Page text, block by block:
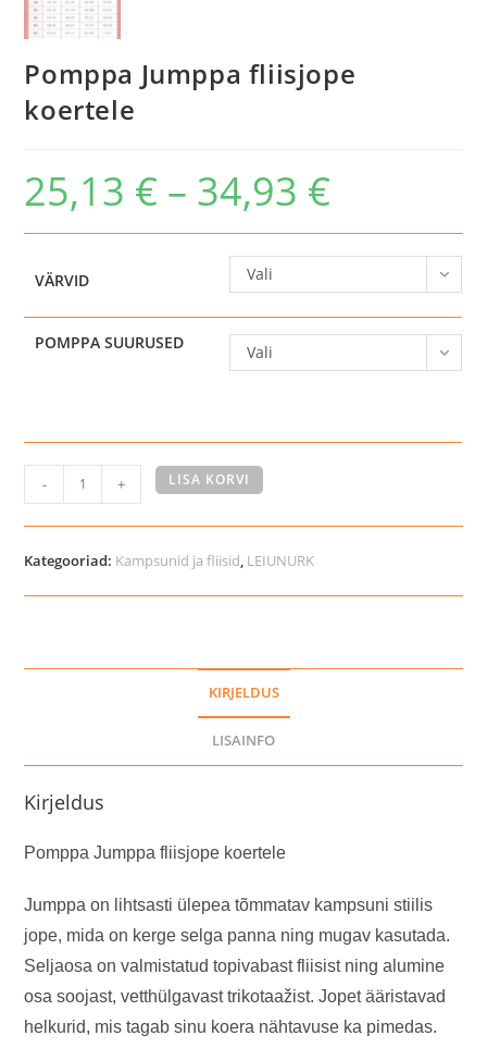
Pomppa Jumppa fliisjope
koertele
25,13 € – 34,93 €
VÄRVID Vali
POMPPA SUURUSED Vali
Pomppa
Jumppa
fliisjope
koertele
- + LISA KORVI
Kategooriad: Kampsunid ja fliisid LEIUNURK
KIRJELDUS
LISAINFO
Kirjeldus
Pomppa Jumppa fliisjope koertele
Jumppa on lihtsasti ülepea tõmmatav kampsuni stiilis
jope, mida on kerge selga panna ning mugav kasutada.
Seljaosa on valmistatud topivabast fliisist ning alumine
osa soojast, vetthülgavast trikotaažist. Jopet ääristavad
helkurid, mis tagab sinu koera nähtavuse ka pimedas.